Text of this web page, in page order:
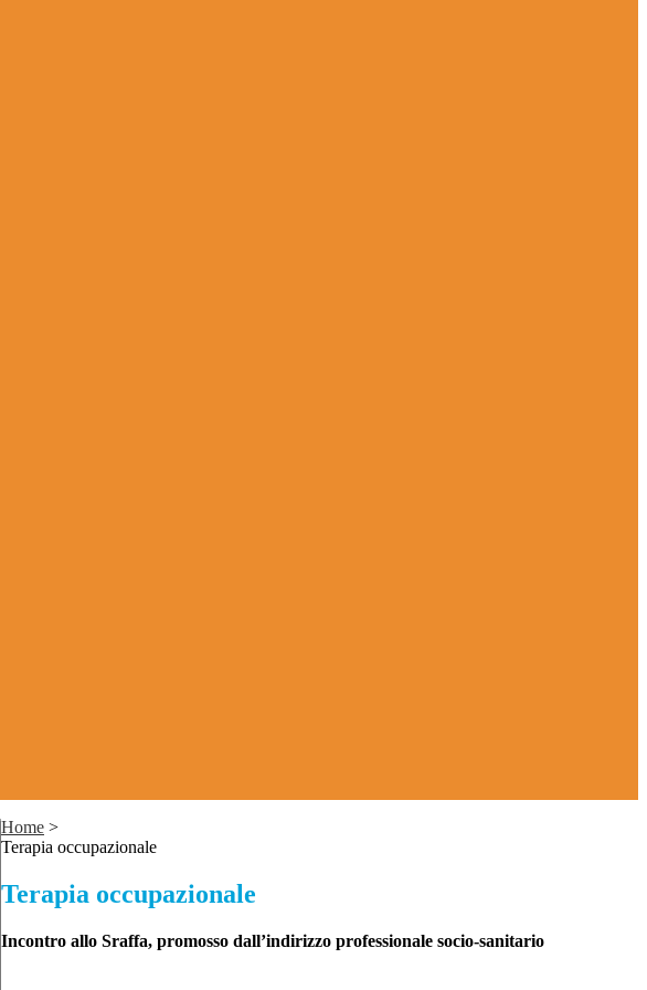
Home >
Terapia occupazionale
Terapia occupazionale
Incontro allo Sraffa, promosso dall’indirizzo professionale socio-sanitario